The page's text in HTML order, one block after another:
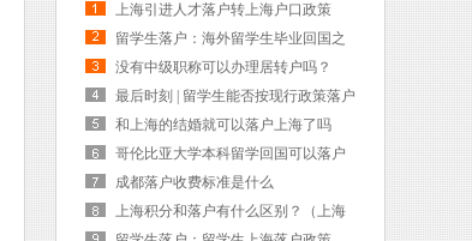
上海引进人才落户转上海户口政策
留学生落户：海外留学生毕业回国之
后需要咨询哪些手续
没有中级职称可以办理居转户吗？
最后时刻 | 留学生能否按现行政策落户
就看4月了！
和上海的结婚就可以落户上海了吗
（和有上海户口的人结婚能转上海户
口吗）
哥伦比亚大学本科留学回国可以落户
上海吗？（哥伦比亚大学erm回国求
职）
成都落户收费标准是什么
上海积分和落户有什么区别？（上海